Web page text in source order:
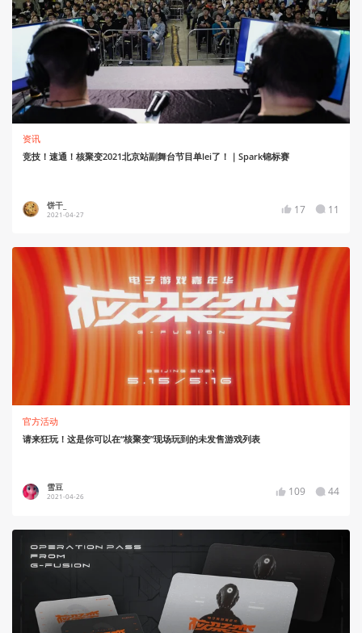
资讯
竞技！速通！核聚变2021北京站副舞台节目单lei了！｜Spark锦标赛
饼干_
2021-04-27 17 11
官方活动
请来狂玩！这是你可以在“核聚变”现场玩到的未发售游戏列表
雪豆
2021-04-26 109 44